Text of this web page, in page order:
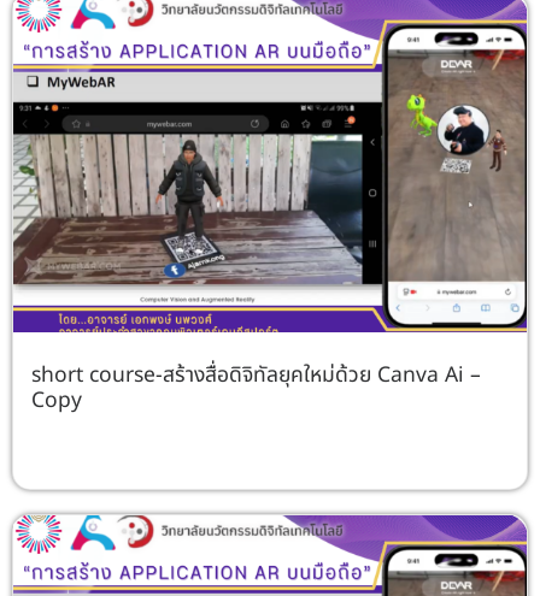
short course-สร้างสื่อดิจิทัลยุคใหม่ด้วย Canva Ai –
Copy